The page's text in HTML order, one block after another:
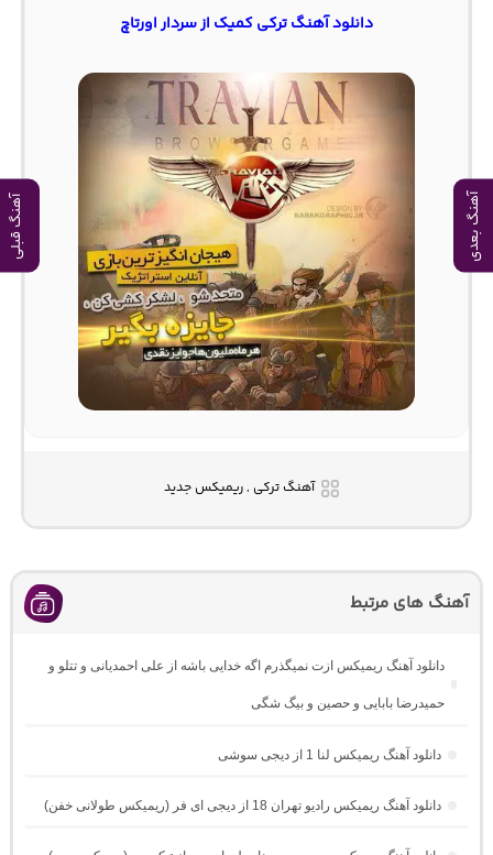
آهنگ بعدی آهنگ قبلی
دانلود آهنگ ترکی کمیک از سردار اورتاچ
آهنگ ترکی , ریمیکس جدید
آهنگ های مرتبط
دانلود آهنگ ریمیکس ازت نمیگذرم اگه خدایی باشه از علی احمدیانی و تتلو و
حمیدرضا بابایی و حصین و بیگ شگی
دانلود آهنگ ریمیکس لنا 1 از دیجی سوشی
دانلود آهنگ ریمیکس رادیو تهران 18 از دیجی ای فر (ریمیکس طولانی خفن)